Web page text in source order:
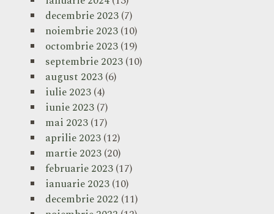
decembrie 2023(7)
noiembrie 2023(10)
octombrie 2023(19)
septembrie 2023(10)
august 2023(6)
iulie 2023(4)
iunie 2023(7)
mai 2023(17)
aprilie 2023(12)
martie 2023(20)
februarie 2023(17)
ianuarie 2023(10)
decembrie 2022 (11)